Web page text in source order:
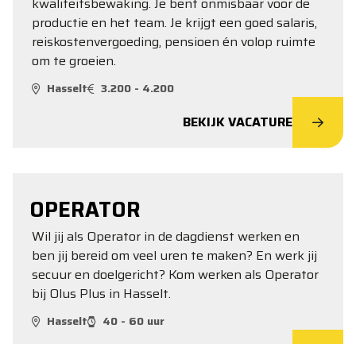
productie en het team. Je krijgt een goed salaris,
reiskostenvergoeding, pensioen én volop ruimte
om te groeien.
Hasselt 3.200 - 4.200
BEKIJK VACATURE
OPERATOR
Wil jij als Operator in de dagdienst werken en
ben jij bereid om veel uren te maken? En werk jij
secuur en doelgericht? Kom werken als Operator
bij Olus Plus in Hasselt.
Hasselt 40 - 60 uur